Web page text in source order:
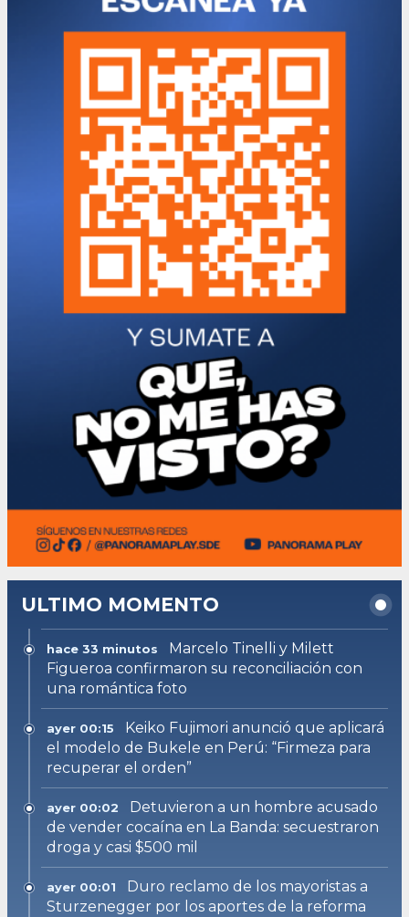
ULTIMO MOMENTO
hace 33 minutos
Marcelo Tinelli y Milett
Figueroa confirmaron su reconciliación con
una romántica foto
ayer 00:15
Keiko Fujimori anunció que aplicará
el modelo de Bukele en Perú: “Firmeza para
recuperar el orden”
ayer 00:02
Detuvieron a un hombre acusado
de vender cocaína en La Banda: secuestraron
droga y casi $500 mil
ayer 00:01
Duro reclamo de los mayoristas a
Sturzenegger por los aportes de la reforma